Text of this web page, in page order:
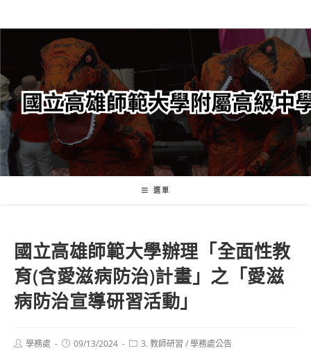
轉
要
內
容
選單
國立高雄師範大學辦理「全面性教
育(含愛滋病防治)計畫」之「愛滋
病防治宣導研習活動」
Post學務處
Post09/13/2024
Post3. 教師研習 /學務處公告